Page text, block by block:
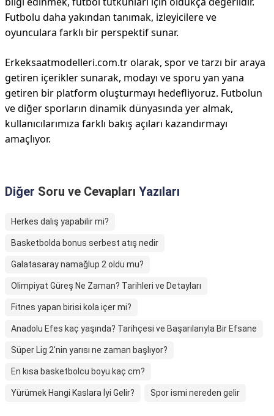
Futbolu daha yakından tanımak, izleyicilere ve
oyunculara farklı bir perspektif sunar.
Erkeksaatmodelleri.com.tr olarak, spor ve tarzı bir araya
getiren içerikler sunarak, modayı ve sporu yan yana
getiren bir platform oluşturmayı hedefliyoruz. Futbolun
ve diğer sporların dinamik dünyasında yer almak,
kullanıcılarımıza farklı bakış açıları kazandırmayı
amaçlıyor.
Diğer Soru ve Cevapları Yazıları
Herkes dalış yapabilir mi?
Basketbolda bonus serbest atış nedir
Galatasaray namağlup 2 oldu mu?
Olimpiyat Güreş Ne Zaman? Tarihleri ve Detayları
Fitnes yapan birisi kola içer mi?
Anadolu Efes kaç yaşında? Tarihçesi ve Başarılarıyla Bir Efsane
Süper Lig 2'nin yarısı ne zaman başlıyor?
En kısa basketbolcu boyu kaç cm?
Yürümek Hangi Kaslara İyi Gelir? Spor ismi nereden gelir